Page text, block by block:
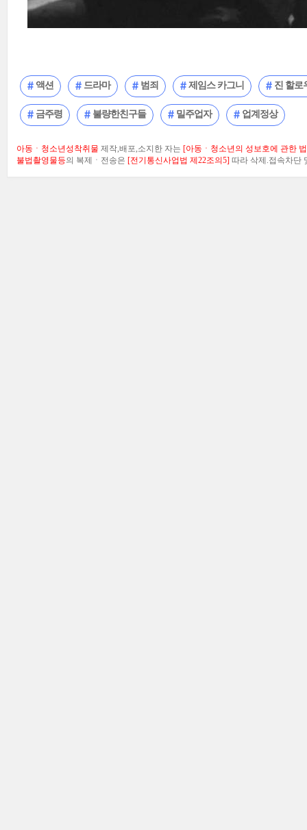
액션 드라마 범죄 제임스 카그니 진 할로
금주령 불량한친구들 밀주업자 업계정상
아동ㆍ청소년성착취물 제작,배포,소지한 자는 [아동ㆍ청소년의 성보호에 관한
불법촬영물등의 복제ㆍ전송은 [전기통신사업법 제22조의5] 따라 삭제.접속차단